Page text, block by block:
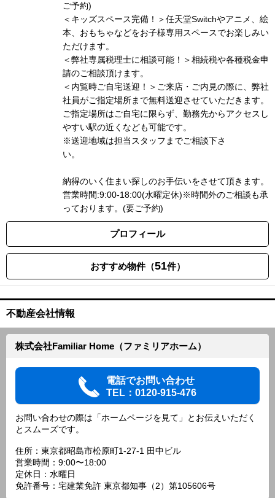
ご予約)
＜キッズスペース完備！＞任天堂Switchやアニメ、絵
本、おもちゃなどをお子様専用スペースでお楽しみい
ただけます。
＜弊社専属税理士に相談可能！＞相続税や各種税金申
請のご相談頂けます。
＜内覧時ご自宅送迎！＞ご来店・ご内見の際に、弊社
社員がご指定場所まで無料送迎させていただきます。
ご指定場所はご自宅に限らず、勤務先からアクセスし
やすい駅の近くなども可能です。
※送迎地域は担当スタッフまでご相談下さ
い
納得のいく住まい探しのお手伝いをさせて頂きます。
営業時間:9:00-18:00(水曜定休)※時間外のご相談も承
っております。(要ご予約)
プロフィール
おすすめ物件（51件）
不動産会社情報
株式会社Familiar Home（ファミリアホーム）
電話でお問い合わせ
TEL：0120-915-476
お問い合わせの際は「ホームページを見て」とお伝えいただく
とスムーズです。
住所：東京都昭島市松原町1-27-1 田中ビル
営業時間：9:00〜18:00
定休日：水曜日
免許番号：宅建業免許 東京都知事（2）第105606号